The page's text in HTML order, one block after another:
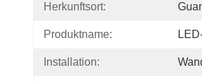
Herkunftsort:
Produktname:
Installation: